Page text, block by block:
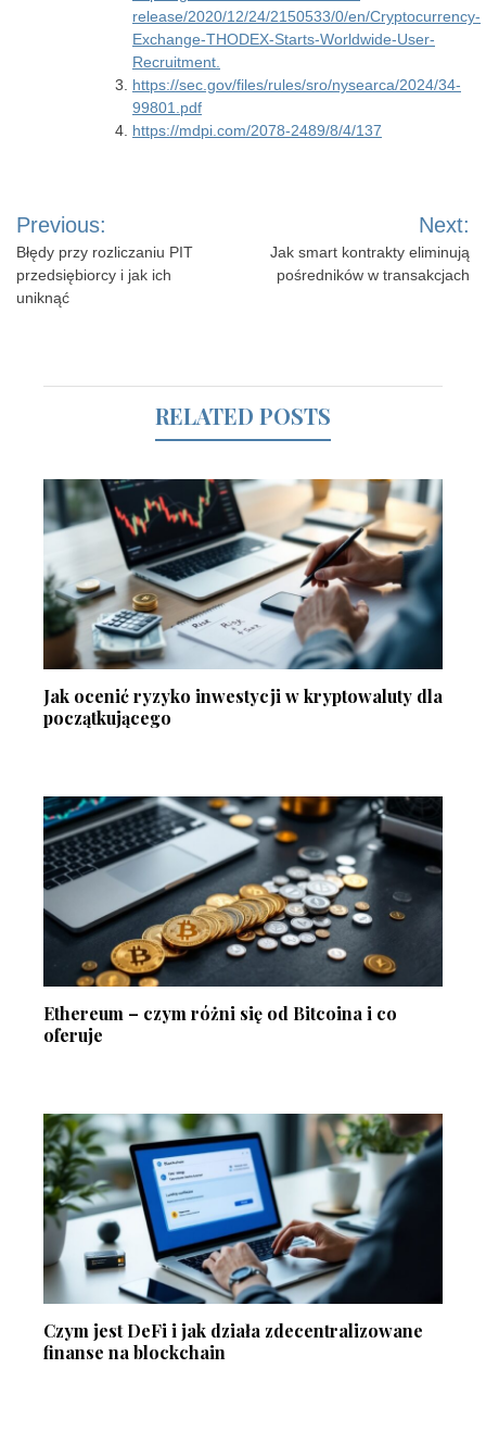
release/2020/12/24/2150533/0/en/Cryptocurrency-
Exchange-THODEX-Starts-Worldwide-User-
Recruitment.
https://sec.gov/files/rules/sro/nysearca/2024/34-
99801.pdf
https://mdpi.com/2078-2489/8/4/137
Nawigacja
wpisu
Previous:
Błędy przy rozliczaniu PIT
przedsiębiorcy i jak ich
uniknąć
Next:
Jak smart kontrakty eliminują
pośredników w transakcjach
RELATED POSTS
Jak ocenić ryzyko inwestycji w kryptowaluty dla
początkującego
Ethereum – czym różni się od Bitcoina i co
oferuje
Czym jest DeFi i jak działa zdecentralizowane
finanse na blockchain